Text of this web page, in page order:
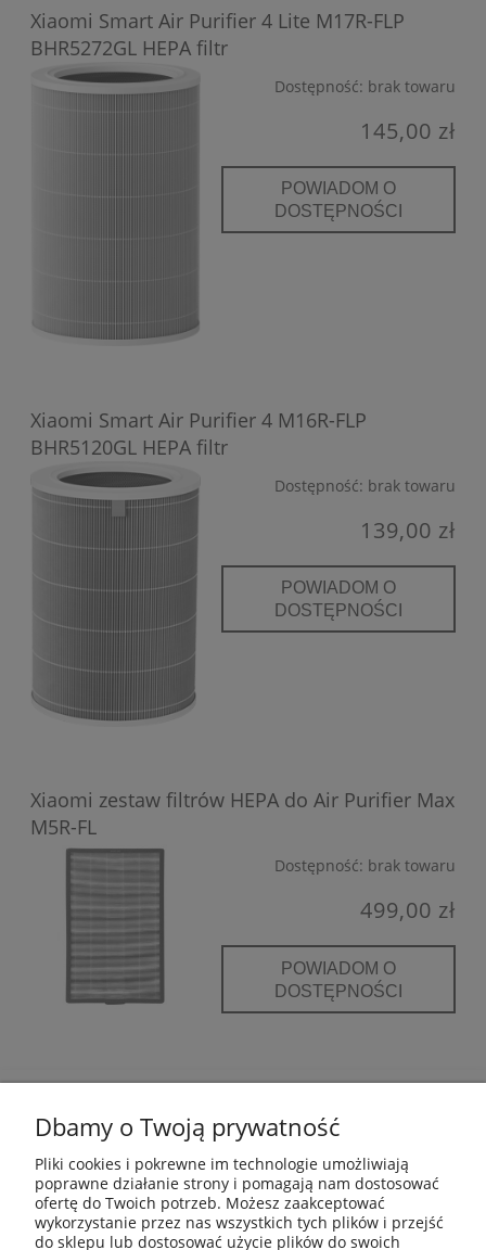
Xiaomi Smart Air Purifier 4 Lite M17R-FLP
BHR5272GL HEPA filtr
Dostępność: brak towaru
145,00 zł
POWIADOM O
DOSTĘPNOŚCI
Xiaomi Smart Air Purifier 4 M16R-FLP
BHR5120GL HEPA filtr
Dostępność: brak towaru
139,00 zł
POWIADOM O
DOSTĘPNOŚCI
Xiaomi zestaw filtrów HEPA do Air Purifier Max
M5R-FL
Dostępność: brak towaru
499,00 zł
POWIADOM O
DOSTĘPNOŚCI
INFORMACJE
PŁATNOŚCI I DOSTAWA
Dbamy o Twoją prywatność
Pliki cookies i pokrewne im technologie umożliwiają
poprawne działanie strony i pomagają nam dostosować
ofertę do Twoich potrzeb. Możesz zaakceptować
wykorzystanie przez nas wszystkich tych plików i przejść
do sklepu lub dostosować użycie plików do swoich